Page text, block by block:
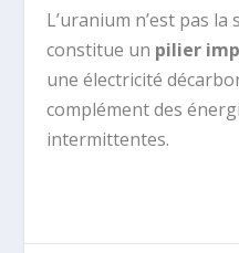
L’uranium n’est pas
constitue un pilier
une électricité
complément des
intermittentes.